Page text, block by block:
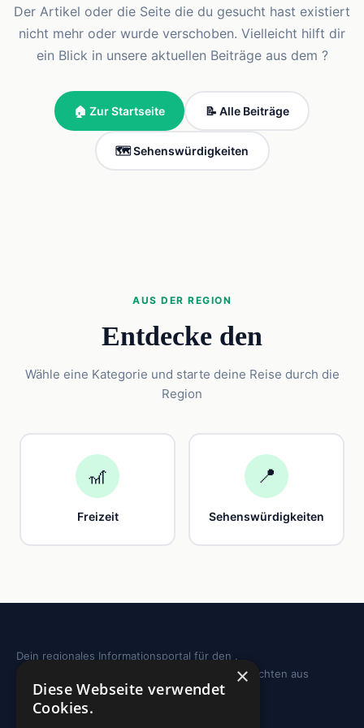
Der Artikel oder die Seite die du gesucht hast existiert
nicht mehr oder wurde verschoben. Vielleicht hilft dir
ein Blick in unsere aktuellen Beiträge aus dem ?
🏠 Zur Startseite 📝 Alle Beiträge
🗺️ Sehenswürdigkeiten
AUS DER REGION
Entdecke den
Wähle eine Kategorie und starte deine Reise durch die
Region
🎢
Freizeit
📍
Sehenswürdigkeiten
Dein regionales Informationsportal für den .
Sehenswürdigkeiten, Ausflugstipps und Geschichten aus
deiner Region.
×
Diese Webseite verwendet
Cookies.